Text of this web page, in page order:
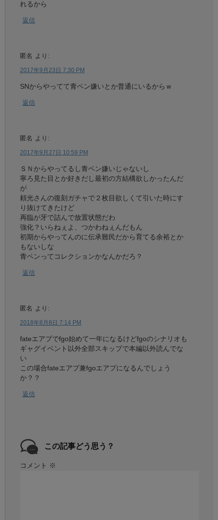
れるから
返信
匿名 より:
2017年9月23日 7:30 PM
SNからやってて青ペン嫌いとか普通にいるからｗ
返信
匿名 より:
2017年9月27日 10:59 PM
ＳＮからやってるし青ペン嫌いじゃないし
寧ろ見た目とか好きだし最初の方結構欲しかったんだ
が
頼光さんの復刻ガチャで２枚目欲しくて引いた時にす
り抜けてきたけど
再臨が牙で詰んで放置状態だわ
強化？いらねぇよ、つかわねぇんだもん
初期からやってんのに伝承難民だから育てる余裕とか
もないしな
青ペンってコレクションかなんかだろ？
返信
匿名 より:
2018年8月8日 7:14 PM
fateエアプでfgo始めて一年になるけどfgoのシナリオも
ギャグイベント以外全部スキップで本編以外読んでな
い
この場合fateエアプ兼fgoエアプになるんでしょう
か？？
返信
この記事どう思う？
コメント ※